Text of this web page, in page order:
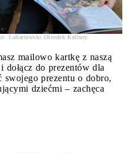
Lubartowski Ośrodek Kultury
mailowo kartkę z naszą
do prezentów dla
prezentu o dobro,
dziećmi – zachęca